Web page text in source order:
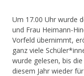
Um 17.00 Uhr wurde
und Frau Heimann-
Vorfeld übernimmt,
ganz viele
wurde gelesen, bis
diesem Jahr wieder